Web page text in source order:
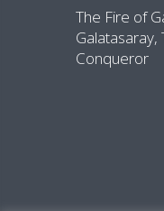
The Fire of
Galatasaray,
Conqueror